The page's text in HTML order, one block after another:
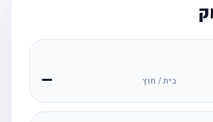
בית / חוץ —